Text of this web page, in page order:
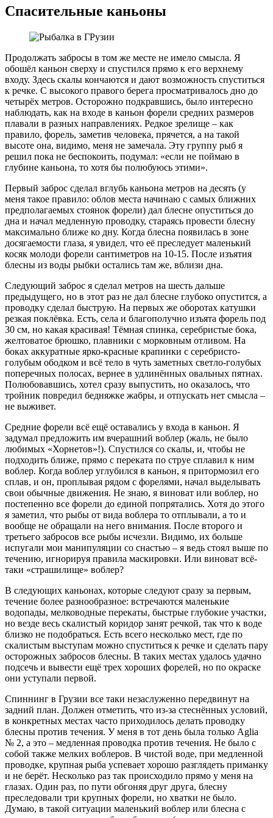
Спасительные каньоны
Продолжать забросы в том же месте не имело смысла. Я
обошёл каньон сверху и спустился прямо к его верхнему
входу. Здесь скалы кончаются и дают возможность спуститься
к речке. С высокого правого берега просматривалось дно до
четырёх метров. Осторожно подкравшись, было интересно
наблюдать, как на входе в каньон форели средних размеров
плавали в разных направлениях. Редкое зрелище – как
правило, форель, заметив человека, прячется, а на такой
высоте она, видимо, меня не замечала. Эту группу рыб я
решил пока не беспокоить, подумал: «если не поймаю в
глубине каньона, то хотя бы полюбуюсь этими».
Первый заброс сделал вглубь каньона метров на десять (у
меня такое правило: облов места начинаю с самых ближних
предполагаемых стоянок форели) дал блесне опуститься до
дна и начал медленную проводку, стараясь провести блесну
максимально ближе ко дну. Когда блесна появилась в зоне
досягаемости глаза, я увидел, что её преследует маленький
косяк молоди форели сантиметров на 10-15. После изъятия
блесны из воды рыбки остались там же, вблизи дна.
Следующий заброс я сделал метров на шесть дальше
предыдущего, но в этот раз не дал блесне глубоко опустится, а
проводку сделал быструю. На первых же оборотах катушки
резкая поклёвка. Есть, села и благополучно изъята форель под
30 см, но какая красивая! Тёмная спинка, серебристые бока,
желтоватое брюшко, плавники с морковным отливом. На
боках аккуратные ярко-красные крапинки с серебристо-
голубым ободком и всё тело в чуть заметных светло-голубых
поперечных полосах, вернее в удлинённых овальных пятнах.
Полюбовавшись, хотел сразу выпустить, но оказалось, что
тройник повредил бедняжке жабры, и отпускать нет смысла –
не выживет.
Средние форели всё ещё оставались у входа в каньон. Я
задумал предложить им вчерашний воблер (жаль, не было
любимых «Хорнетов»!). Спустился со скалы, и, чтобы не
подходить ближе, прямо с переката по струе сплавил к ним
воблер. Когда воблер углубился в каньон, я притормозил его
сплав, и он, проплывая рядом с форелями, начал выделывать
свои обычные движения. Не знаю, я виноват или воблер, но
постепенно все форели до единой попрятались. Хотя до этого
я заметил, что рыбы от вида воблера то отплывали, а то и
вообще не обращали на него внимания. После второго и
третьего забросов все рыбы исчезли. Видимо, их больше
испугали мои манипуляции со снастью – я ведь стоял выше по
течению, игнорируя правила маскировки. Или виноват всё-
таки «страшилище» воблер?
В следующих каньонах, которые следуют сразу за первым,
течение более разнообразное: встречаются маленькие
водопады, мелководные перекаты, быстрые глубокие участки,
но везде весь скалистый коридор занят речкой, так что к воде
близко не подобраться. Есть всего несколько мест, где по
скалистым выступам можно спуститься к речке и сделать пару
осторожных забросов блесны. В таких местах удалось удачно
подсечь и вывести ещё трех хороших форелей, но по окраске
они уступали первой.
Спиннинг в Грузии все таки незаслуженно передвинут на
задний план. Должен отметить, что из-за стеснённых условий,
в конкретных местах часто приходилось делать проводку
блесны против течения. У меня в тот день была только Aglia
№ 2, а это – медленная проводка против течения. Не было с
собой также мелких воблеров. В чистой воде, при медленной
проводке, крупная рыба успевает хорошо разглядеть приманку
и не берёт. Несколько раз так происходило прямо у меня на
глазах. Один раз, по пути обгоняя друг друга, блесну
преследовали три крупных форели, но хватки не было.
Думаю, в такой ситуации маленький воблер или блесна с